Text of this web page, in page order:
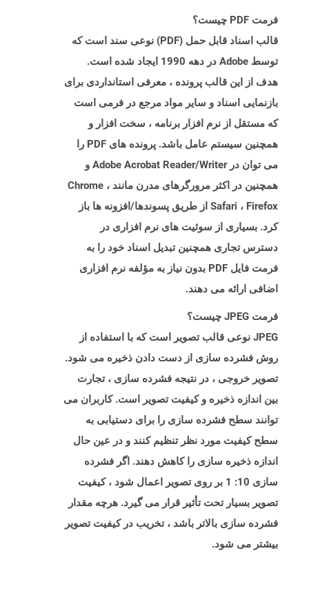
فرمت PDF چیست؟
قالب اسناد قابل حمل (PDF) نوعی سند است که
توسط Adobe در دهه 1990 ایجاد شده است.
هدف از این قالب پرونده ، معرفی استانداردی برای
بازنمایی اسناد و سایر مواد مرجع در فرمی است
که مستقل از نرم افزار برنامه ، سخت افزار و
همچنین سیستم عامل باشد. پرونده های PDF را
می توان در Adobe Acrobat Reader/Writer و
همچنین در اکثر مرورگرهای مدرن مانند Chrome ،
Safari ، Firefox از طریق پسوندها/افزونه ها باز
کرد. بسیاری از سوئیت های نرم افزاری در
دسترس تجاری همچنین تبدیل اسناد خود را به
فرمت فایل PDF بدون نیاز به مؤلفه نرم افزاری
اضافی ارائه می دهند.
فرمت JPEG چیست؟
JPEG نوعی قالب تصویر است که با استفاده از
روش فشرده سازی از دست دادن ذخیره می شود.
تصویر خروجی ، در نتیجه فشرده سازی ، تجارت
بین اندازه ذخیره و کیفیت تصویر است. کاربران می
توانند سطح فشرده سازی را برای دستیابی به
سطح کیفیت مورد نظر تنظیم کنند و در عین حال
اندازه ذخیره سازی را کاهش دهند. اگر فشرده
سازی 10: 1 بر روی تصویر اعمال شود ، کیفیت
تصویر بسیار تحت تأثیر قرار می گیرد. هرچه مقدار
فشرده سازی بالاتر باشد ، تخریب در کیفیت تصویر
بیشتر می شود.